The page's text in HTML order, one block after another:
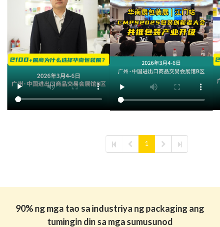
1
90% ng mga tao sa industriya ng packaging ang
tumingin din sa mga sumusunod